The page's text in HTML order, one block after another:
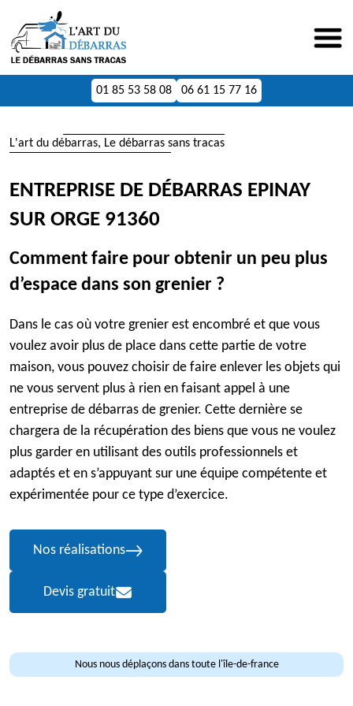
01 85 53 58 08 06 61 15 77 16
L'art du débarras, Le débarras sans tracas
ENTREPRISE DE DÉBARRAS EPINAY
SUR ORGE 91360
Comment faire pour obtenir un peu plus
d’espace dans son grenier ?
Dans le cas où votre grenier est encombré et que vous
voulez avoir plus de place dans cette partie de votre
maison, vous pouvez choisir de faire enlever les objets qui
ne vous servent plus à rien en faisant appel à une
entreprise de débarras de grenier. Cette dernière se
chargera de la récupération des biens que vous ne voulez
plus garder en utilisant des outils professionnels et
adaptés et en s’appuyant sur une équipe compétente et
expérimentée pour ce type d’exercice.
Nos réalisations
Devis gratuit
Nous nous déplaçons dans toute l'île-de-france